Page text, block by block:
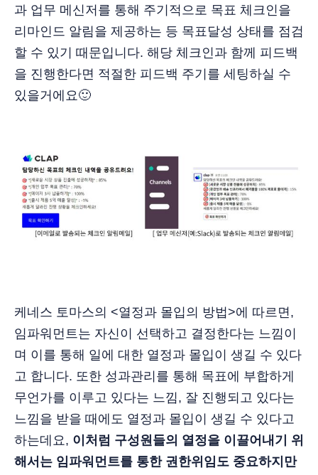
과 업무 메신저를 통해 주기적으로 목표 체크인을
리마인드 알림을 제공하는 등 목표달성 상태를 점검
할 수 있기 때문입니다. 해당 체크인과 함께 피드백
을 진행한다면 적절한 피드백 주기를 세팅하실 수
있을거에요🙂
케네스 토마스의 <열정과 몰입의 방법>에 따르면,
임파워먼트는 자신이 선택하고 결정한다는 느낌이
며 이를 통해 일에 대한 열정과 몰입이 생길 수 있다
고 합니다. 또한 성과관리를 통해 목표에 부합하게
무언가를 이루고 있다는 느낌, 잘 진행되고 있다는
느낌을 받을 때에도 열정과 몰입이 생길 수 있다고
하는데요, 이처럼 구성원들의 열정을 이끌어내기 위
해서는 임파워먼트를 통한 권한위임도 중요하지만